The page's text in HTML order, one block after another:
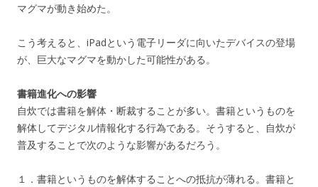
マグマが動き始めた。
こう考えると、iPadという電子リーダに向いたデバイスの登場
が、巨大なマグマを動かした可能性がある。
書籍進化への影響
自炊では書籍を解体・断裁することが多い。書籍というものを
解体してデジタル情報化する行為である。そうすると、自炊が
普及することで次のような影響があるだろう。
１．書籍というものを解体することへの抵抗が薄れる。書籍と